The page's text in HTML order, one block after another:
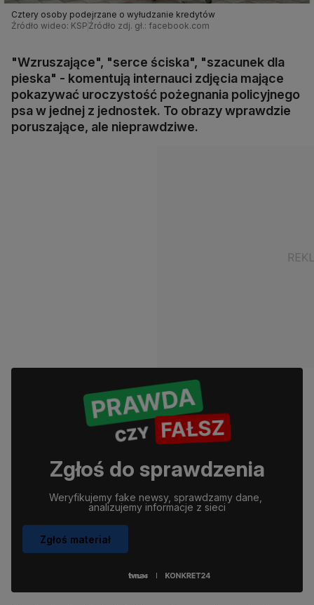
Cztery osoby podejrzane o wyłudzanie kredytów
Źródło wideo: KSP Źródło zdj. gł.: facebook.com
"Wzruszające", "serce ściska", "szacunek dla
pieska" - komentują internauci zdjęcia mające
pokazywać uroczystość pożegnania policyjnego
psa w jednej z jednostek. To obrazy wprawdzie
poruszające, ale nieprawdziwe.
Zgłoś do sprawdzenia
Weryfikujemy fake newsy, sprawdzamy dane,
analizujemy informacje z sieci
Zgłoś materiał